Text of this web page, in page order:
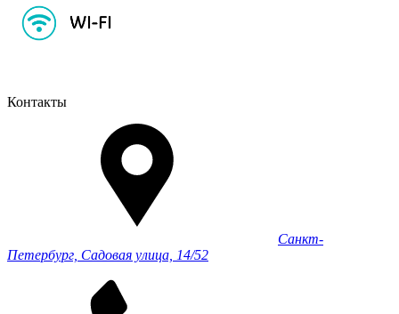
Контакты
Санкт-
Петербург, Садовая улица, 14/52